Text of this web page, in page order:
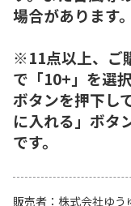
場合があります。
※11点以上、ご
で「10+」を選
ボタンを押下し
に入れる」ボタ
です。
販売者
株式会社ゆう